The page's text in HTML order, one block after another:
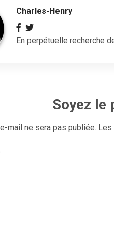
Charles-Henry
En perpétuelle recherche
Soyez le
mail ne sera pas publiée.